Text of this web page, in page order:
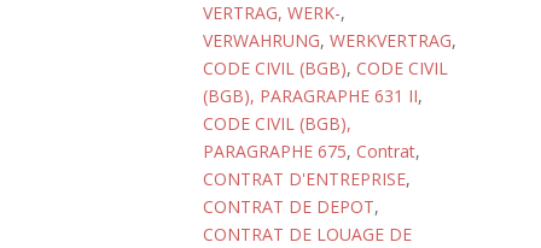
VERTRAG, WERK-,
VERWAHRUNG, WERKVERTRAG,
CODE CIVIL (BGB), CODE CIVIL
(BGB), PARAGRAPHE 631 II,
CODE CIVIL (BGB),
PARAGRAPHE 675, Contrat,
CONTRAT D'ENTREPRISE,
CONTRAT DE DEPOT,
CONTRAT DE LOUAGE DE